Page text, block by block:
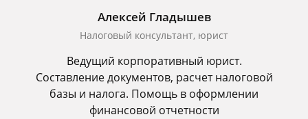
Алексей Гладышев
Налоговый консультант, юрист
Ведущий корпоративный юрист.
Составление документов, расчет налоговой
базы и налога. Помощь в оформлении
финансовой отчетности